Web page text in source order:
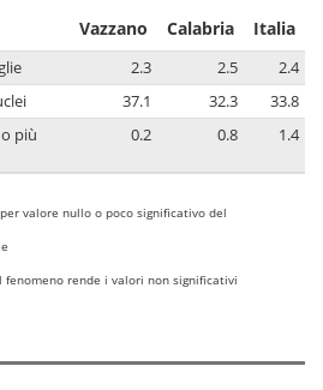
Vazzano Calabria Italia
2.3 2.5
2.4
37.1 32.3
33.8
più
0.2 0.8 1.4
valore nullo o poco significativo del
fenomeno rende i valori non significativi